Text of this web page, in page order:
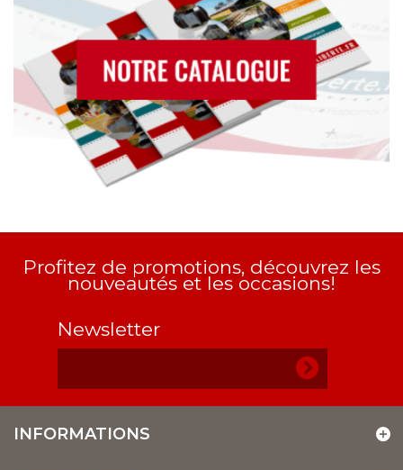
Profitez de promotions, découvrez les
nouveautés et les occasions!
Newsletter
INFORMATIONS